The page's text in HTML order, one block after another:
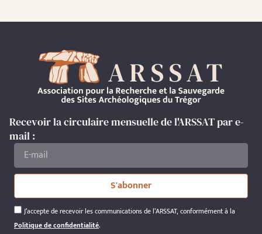
Recevoir la circulaire mensuelle de l'ARSSAT par e-
mail :
J’accepte de recevoir les communications de l’ARSSAT, conformément à la
Politique de confidentialité.
S'abonner